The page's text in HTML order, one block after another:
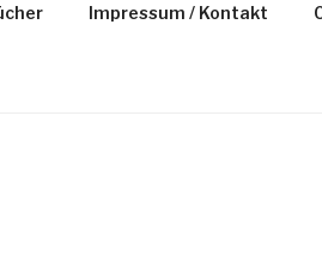
Impressum / Kontakt